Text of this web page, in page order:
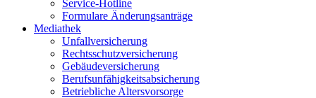
Service-Hotline
Formulare Änderungsanträge
Mediathek
Unfallversicherung
Rechtsschutzversicherung
Gebäudeversicherung
Berufsunfähigkeitsabsicherung
Betriebliche Altersvorsorge